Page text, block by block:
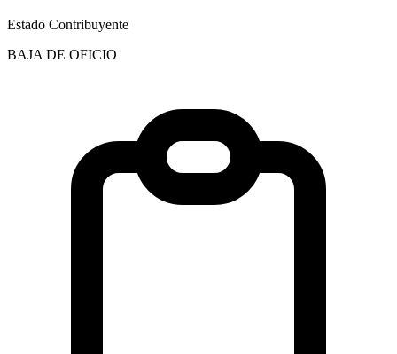
Estado Contribuyente
BAJA DE OFICIO